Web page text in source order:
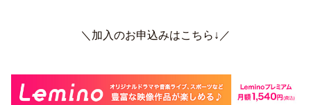
＼加入のお申込みはこちら↓／